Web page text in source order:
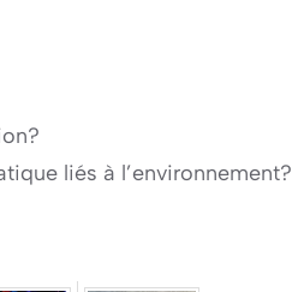
liés à l’environnement?